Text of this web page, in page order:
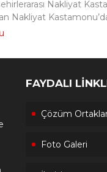
Nakliyat
Nakliyat
FAYDALI
Çözüm
Foto Galeri